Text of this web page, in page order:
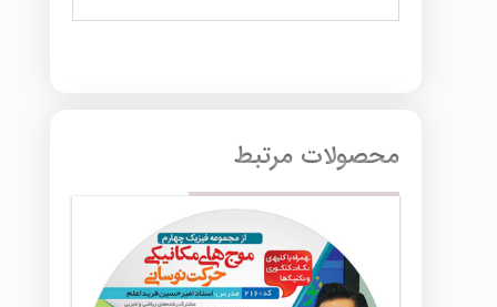
محصولات مرتبط